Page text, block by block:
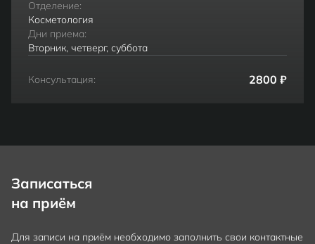
Отделение:
Косметология
Дни приема:
Вторник, четверг, суббота
Консультация: 2800 ₽
Записаться
на приём
Для записи на приём необходимо заполнить свои контактные